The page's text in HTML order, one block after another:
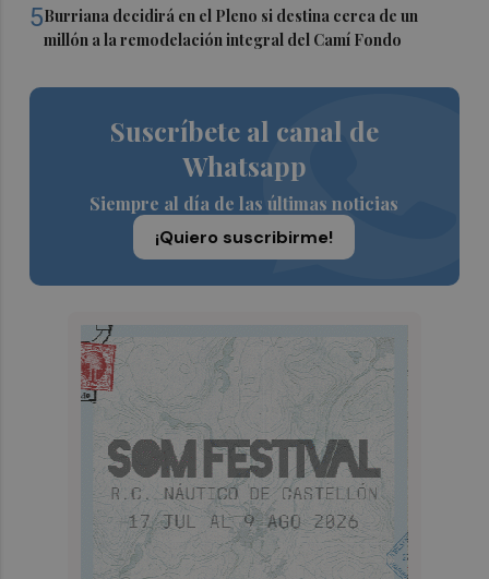
5Burriana decidirá en el Pleno si destina cerca de un
millón a la remodelación integral del Camí Fondo
Suscríbete al canal de
Whatsapp
Siempre al día de las últimas noticias
¡Quiero suscribirme!